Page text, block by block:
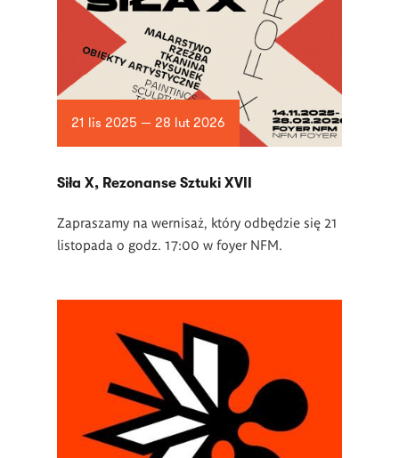
21 lis 2025 — 28 lut 2026
Siła X, Rezonanse Sztuki XVII
Zapraszamy na wernisaż, który odbędzie się 21
listopada o godz. 17:00 w foyer NFM.